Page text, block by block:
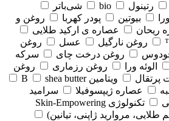
رتینول bio
شی‌باتر
بیوتین پودر کهربا
روغن و
ریحان
عصاره ی ارکید طلایی
روغن نارگیل عسل
روغن
روغن درخت چای
سرکه
الوئه ورا روغن رزماری
روغن
ویتامین Bshea butter
عصاره ژیپسوفیلا
سرامید
تکنولوژی Skin-Empowering